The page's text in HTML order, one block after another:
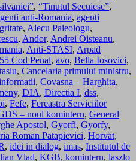
, “Tinutul Secuiesc”,
anti-Romania, agenti
, Alecu Paleologu,
, Andor, Andrei Oisteanu,
, Anti-STASI, Arpad
Cod Penal, avo, Bella Iosovici,
, Cancelaria primului ministru,
, Covasna – Harghita,
, DIA, Directia I, dss,
, Fefe, Fereastra Serviciilor
– noul komintern, General
Apostol, Gyorfi, Gyorfy,
Roman Patapievici, Horvat,
, idei in dialog, imas, Institutul de
Vlad, KGB, komintern, laszlo